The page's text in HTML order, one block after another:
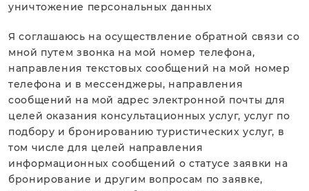
уничтожение персональных данных
Я соглашаюсь на осуществление обратной связи со
мной путем звонка на мой номер телефона,
направления текстовых сообщений на мой номер
телефона и в мессенджеры, направления
сообщений на мой адрес электронной почты для
целей оказания консультационных услуг, услуг по
подбору и бронированию туристических услуг, в
том числе для целей направления
информационных сообщений о статусе заявки на
бронирование и другим вопросам по заявке,